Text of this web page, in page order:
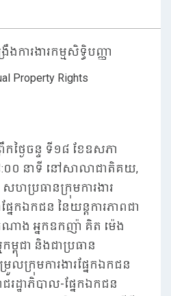
ការងារកម្មសិទ្ធិបញ្ញា
Property Rights
កថ្ងៃចន្ទ ទី១៨ ខែឧសភា
:០០ នាទី នៅសាលាជាតិគយ,
ហប្រធានក្រុមការងារ
ែកឯកជន នៃយន្តការភាពជា
ាង អ្នកឧកញ៉ា គិត ម៉េង
ម្ពុជា និងជាប្រធាន
ក្រុមការងារផ្នែកឯកជន
ជរដ្ឋាភិបាល-ផ្នែកឯកជន